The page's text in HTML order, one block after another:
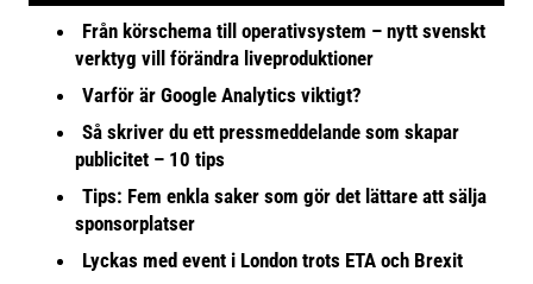
Från körschema till operativsystem – nytt svenskt
verktyg vill förändra liveproduktioner
Varför är Google Analytics viktigt?
Så skriver du ett pressmeddelande som skapar
publicitet – 10 tips
Tips: Fem enkla saker som gör det lättare att sälja
sponsorplatser
Lyckas med event i London trots ETA och Brexit